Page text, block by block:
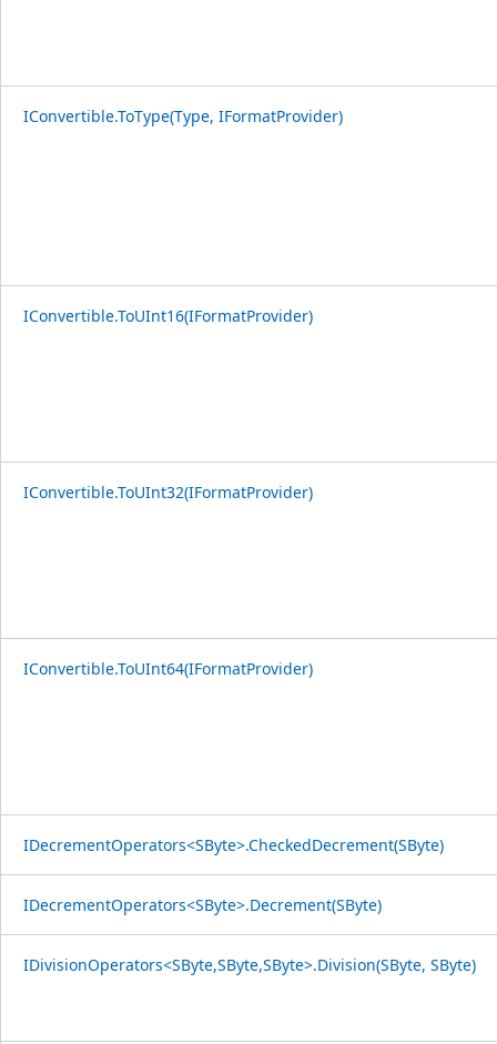
IConvertible.ToType(Type, IFormatProvider)
IConvertible.ToUInt16(IFormatProvider)
IConvertible.ToUInt32(IFormatProvider)
IConvertible.ToUInt64(IFormatProvider)
IDecrementOperators<SByte>.CheckedDecrement(SByte)
IDecrementOperators<SByte>.Decrement(SByte)
IDivisionOperators<SByte,SByte,SByte>.Division(SByte, SByte)